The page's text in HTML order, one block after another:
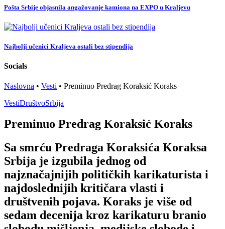
Pošta Srbije objasnila angažovanje kamiona na EXPO u Kraljevu
Najbolji učenici Kraljeva ostali bez stipendija
Socials
Naslovna • Vesti • Preminuo Predrag Koraksić Koraks
VestiDruštvoSrbija
Preminuo Predrag Koraksić Koraks
Sa smrću Predraga Koraksića Koraksa
Srbija je izgubila jednog od
najznačajnijih političkih karikaturista i
najdoslednijih kritičara vlasti i
društvenih pojava. Koraks je više od
sedam decenija kroz karikaturu branio